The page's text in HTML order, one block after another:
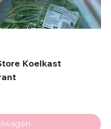
Koelkast